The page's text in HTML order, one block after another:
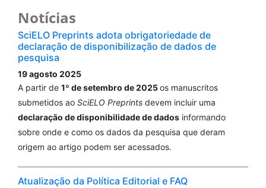
Notícias
SciELO Preprints adota obrigatoriedade de
declaração de disponibilização de dados de
pesquisa
19 agosto 2025
A partir de 1º de setembro de 2025os manuscritos
submetidos ao SciELO Preprints devem incluir uma
declaração de disponibilidade de dados informando
sobre onde e como os dados da pesquisa que deram
origem ao artigo podem ser acessados.
Atualização da Política Editorial e FAQ